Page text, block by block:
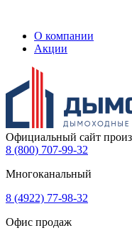
О компании
Акции
Официальный сайт
8 (800) 707-99-32
Многоканальный
8 (4922) 77-98-32
Офис продаж